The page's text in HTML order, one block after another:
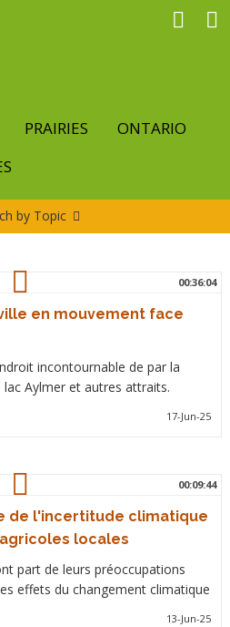
PRAIRIES
ONTARIO
by Topic
00:36:04
en mouvement face
incontournable de par la
Aylmer et autres attraits.
17-Jun-25
00:09:44
de l'incertitude climatique
locales
part de leurs préoccupations
effets du changement climatique
13-Jun-25